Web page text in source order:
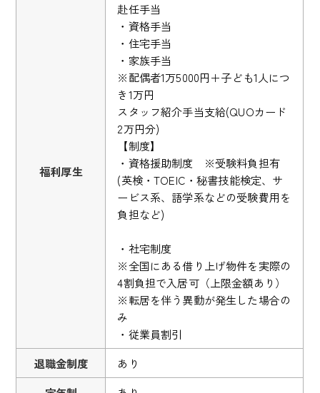
福利厚生
赴任手当
・資格手当
・住宅手当
・家族手当
※配偶者1万5000円＋子ども1人につ
き1万円
スタッフ紹介手当支給(QUOカード
2万円分)
【制度】
・資格援助制度 ※受験料負担有
(英検・TOEIC・秘書技能検定、サ
ービス系、語学系などの受験費用を
負担など)
・社宅制度
※全国にある借り上げ物件を実際の
4割負担で入居可（上限金額あり）
※転居を伴う異動が発生した場合の
み
・従業員割引
退職金制度
あり